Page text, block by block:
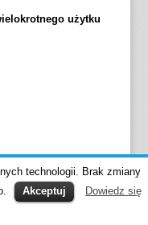
użytku
proszków do
dla SPZOZ w
technologii. Brak zmiany
Akceptuj
Dowiedz się